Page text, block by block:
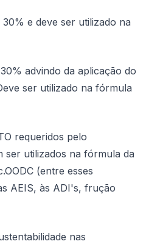
e deve ser utilizado na
advindo da aplicação do
ser utilizado na fórmula
requeridos pelo
ser utilizados na fórmula da
(entre esses
AEIS, às ADI's, frução
nas